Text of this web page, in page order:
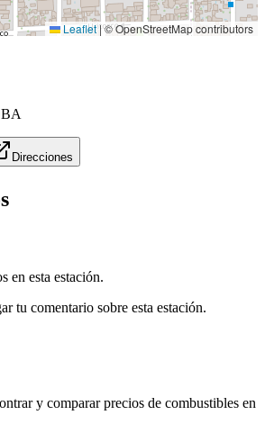
Leaflet|© OpenStreetMap contributors
Direcciones
en esta estación.
tu comentario sobre esta estación.
y comparar precios de combustibles en